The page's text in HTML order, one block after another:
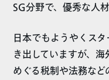
SG分野で、優秀な人
日本でもようやくス
き出していますが、
めぐる税制や法務など